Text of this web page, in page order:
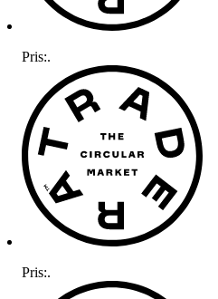
Pris:.
Pris:.